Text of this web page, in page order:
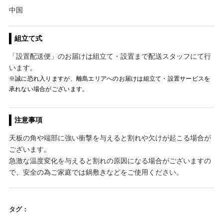
中国
組立て式
「設置配送便」のお届けは組立て・設置まで配送スタッフにて行
います。
※誠に恐れ入りますが、離島エリアへのお届けは組立て・設置サービスを
承れない場合がございます。
注意事項
天板の角や端部に強い衝撃を与えると割れや欠けが起こる場合が
ございます。
急激な温度変化を与えると割れの原因になる場合がございますの
で、安全の為ご家庭では鍋敷きなどをご使用ください。
タグ：